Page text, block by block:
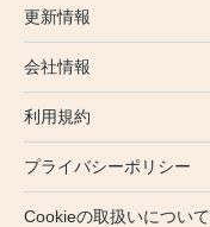
更新情報
会社情報
利用規約
プライバシーポリシー
Cookieの取扱いについて